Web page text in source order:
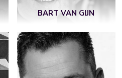
BART VAN GIJN